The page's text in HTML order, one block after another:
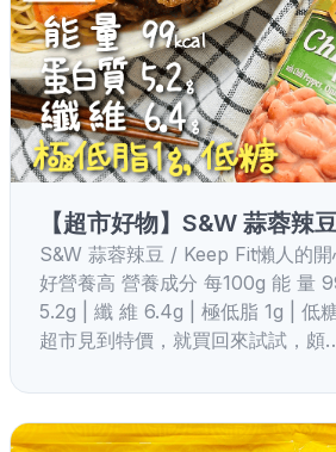
【超市好物】S&W 蒜蓉辣
S&W 蒜蓉辣豆 / Keep Fit懶人的
好營養高 營養成分 每100g 能 量
5.2g | 纖 維 6.4g | 極低脂 1g | 低
超市見到特價，就買回來試試，頗